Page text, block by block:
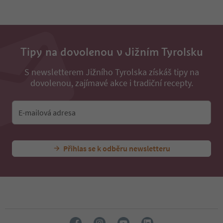
48
Tipy na dovolenou v Jižním Tyrolsku
S newsletterem Jižního Tyrolska získáš tipy na
dovolenou, zajímavé akce i tradiční recepty.
E-mailová adresa
Přihlas se k odběru newsletteru